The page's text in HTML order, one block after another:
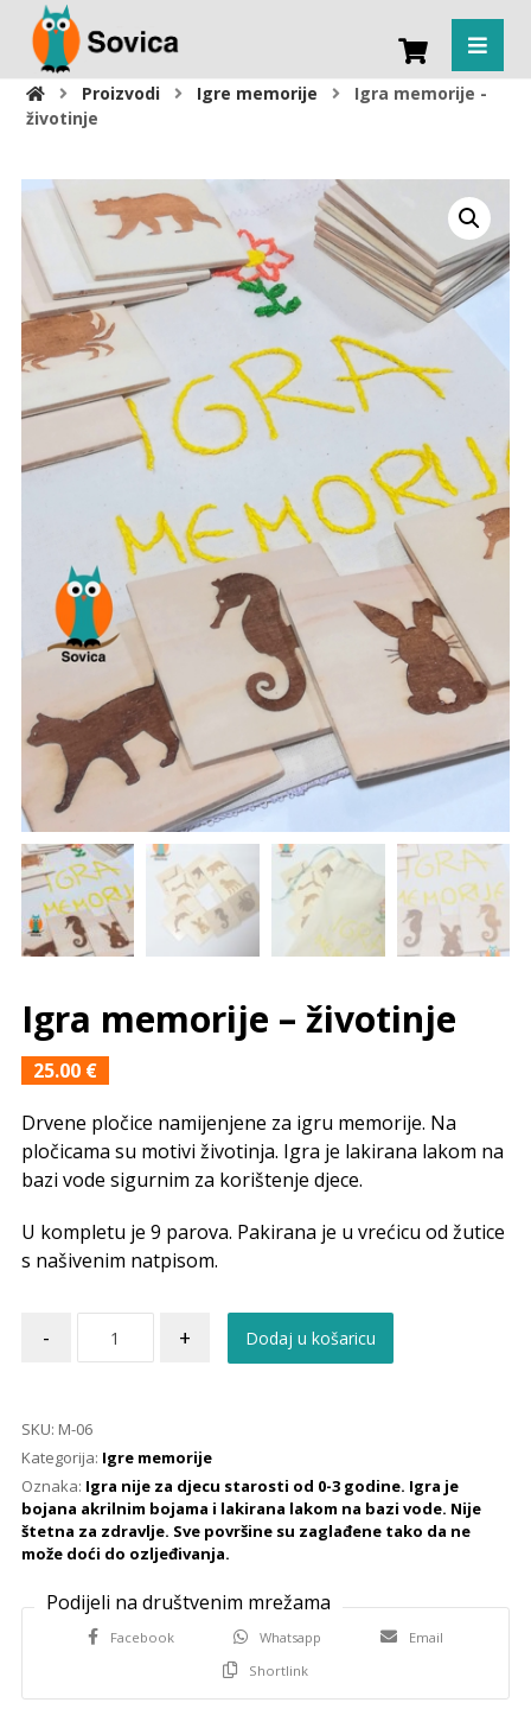
Proizvodi Igre memorije
Igra memorije -
životinje
Igra memorije – životinje
25.00 €
Drvene pločice namijenjene za igru memorije. Na
pločicama su motivi životinja. Igra je lakirana lakom na
bazi vode sigurnim za korištenje djece.
U kompletu je 9 parova. Pakirana je u vrećicu od žutice
s našivenim natpisom.
- + Dodaj u košaricu
SKU: M-06
Kategorija: Igre memorije
Oznaka: Igra nije za djecu starosti od 0-3 godine. Igra je
bojana akrilnim bojama i lakirana lakom na bazi vode. Nije
štetna za zdravlje. Sve površine su zaglađene tako da ne
može doći do ozljeđivanja.
Facebook Whatsapp
Email
Shortlink